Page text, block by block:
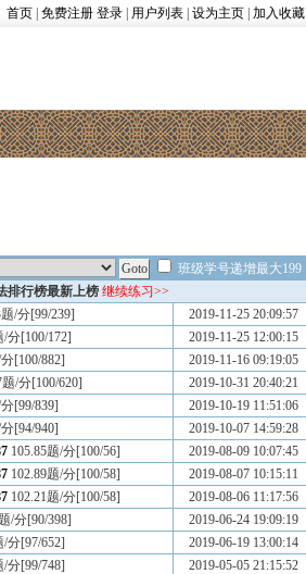
首页 免费注册 登录 用户列表 设为主页 加入收藏
班级学号递增最大199
排行榜最新上榜 继续练习>>
/分[99/239]
2019-11-25 20:09:57
/分[100/172]
2019-11-25 12:00:15
[100/882]
2019-11-16 09:19:05
题/分[100/620]
2019-10-31 20:40:21
[99/839]
2019-10-19 11:51:06
[94/940]
2019-10-07 14:59:28
105.85题/分[100/56]
2019-08-09 10:07:45
102.89题/分[100/58]
2019-08-07 10:15:11
102.21题/分[100/58]
2019-08-06 11:17:56
/分[90/398]
2019-06-24 19:09:19
/分[97/652]
2019-06-19 13:00:14
/分[99/748]
2019-05-05 21:15:52